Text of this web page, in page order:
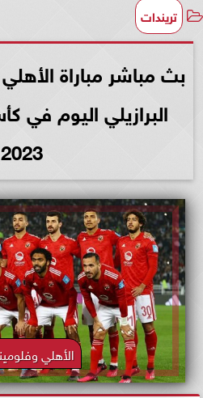
تريندات
بث مباشر مباراة
البرازيلي اليوم في
2023
الأهلي